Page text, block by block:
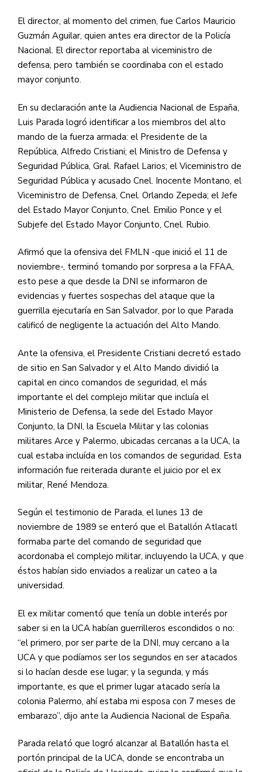
El director, al momento del crimen, fue Carlos Mauricio
Guzmán Aguilar, quien antes era director de la Policía
Nacional. El director reportaba al viceministro de
defensa, pero también se coordinaba con el estado
mayor conjunto.
En su declaración ante la Audiencia Nacional de España,
Luis Parada logró identificar a los miembros del alto
mando de la fuerza armada: el Presidente de la
República, Alfredo Cristiani; el Ministro de Defensa y
Seguridad Pública, Gral. Rafael Larios; el Viceministro de
Seguridad Pública y acusado Cnel. Inocente Montano, el
Viceministro de Defensa, Cnel. Orlando Zepeda; el Jefe
del Estado Mayor Conjunto, Cnel. Emilio Ponce y el
Subjefe del Estado Mayor Conjunto, Cnel. Rubio.
Afirmó que la ofensiva del FMLN -que inició el 11 de
noviembre-, terminó tomando por sorpresa a la FFAA,
esto pese a que desde la DNI se informaron de
evidencias y fuertes sospechas del ataque que la
guerrilla ejecutaría en San Salvador, por lo que Parada
calificó de negligente la actuación del Alto Mando.
Ante la ofensiva, el Presidente Cristiani decretó estado
de sitio en San Salvador y el Alto Mando dividió la
capital en cinco comandos de seguridad, el más
importante el del complejo militar que incluía el
Ministerio de Defensa, la sede del Estado Mayor
Conjunto, la DNI, la Escuela Militar y las colonias
militares Arce y Palermo, ubicadas cercanas a la UCA, la
cual estaba incluída en los comandos de seguridad. Esta
información fue reiterada durante el juicio por el ex
militar, René Mendoza.
Según el testimonio de Parada, el lunes 13 de
noviembre de 1989 se enteró que el Batallón Atlacatl
formaba parte del comando de seguridad que
acordonaba el complejo militar, incluyendo la UCA, y que
éstos habían sido enviados a realizar un cateo a la
universidad.
El ex militar comentó que tenía un doble interés por
saber si en la UCA habían guerrilleros escondidos o no:
“el primero, por ser parte de la DNI, muy cercano a la
UCA y que podíamos ser los segundos en ser atacados
si lo hacían desde ese lugar; y la segunda, y más
importante, es que el primer lugar atacado sería la
colonia Palermo, ahí estaba mi esposa con 7 meses de
embarazo”, dijo ante la Audiencia Nacional de España.
Parada relató que logró alcanzar al Batallón hasta el
portón principal de la UCA, donde se encontraba un